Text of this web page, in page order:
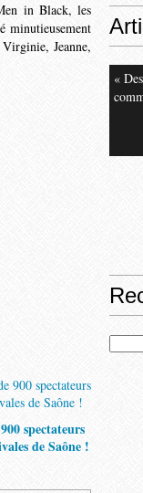
in Black, les
minutieusement
Jeanne,
spectateurs
de Saône !
«